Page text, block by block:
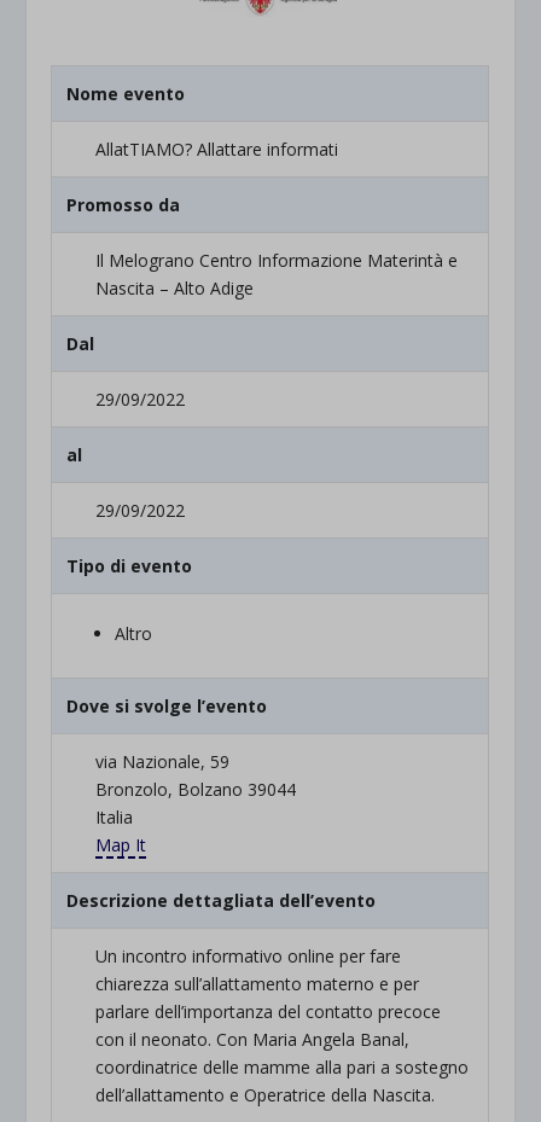
Nome evento
AllatTIAMO? Allattare informati
Promosso da
Il Melograno Centro Informazione Materintà e
Nascita – Alto Adige
Dal
29/09/2022
al
29/09/2022
Tipo di evento
Altro
Dove si svolge l’evento
via Nazionale, 59
Bronzolo, Bolzano 39044
Italia
Map It
Descrizione dettagliata dell’evento
Un incontro informativo online per fare
chiarezza sull’allattamento materno e per
parlare dell’importanza del contatto precoce
con il neonato. Con Maria Angela Banal,
coordinatrice delle mamme alla pari a sostegno
dell’allattamento e Operatrice della Nascita.